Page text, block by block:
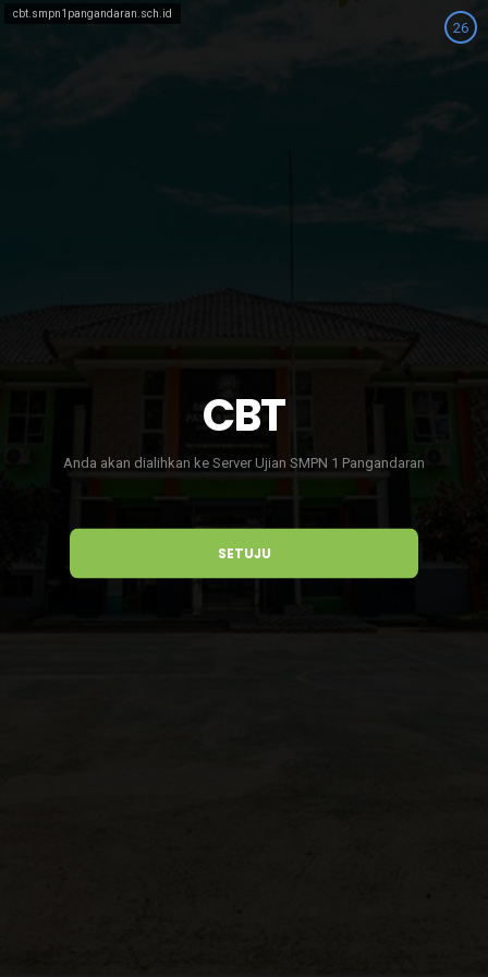
26
cbt.smpn1pangandaran.sch.id
CBT
Anda akan dialihkan ke Server Ujian SMPN 1 Pangandaran
SETUJU